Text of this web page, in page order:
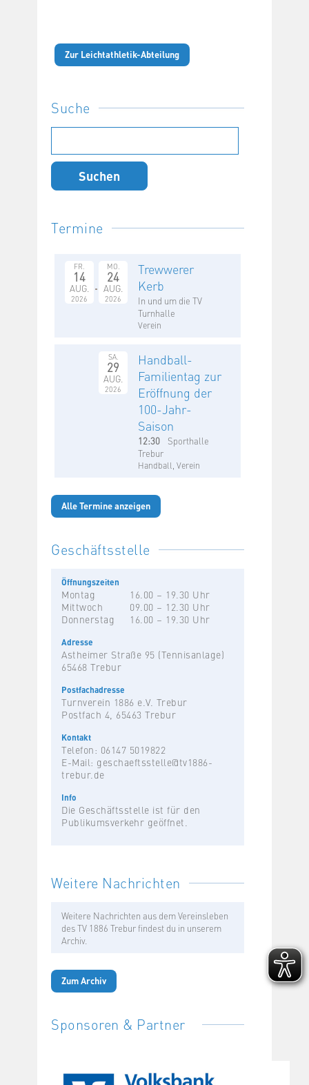
Zur Leichtathletik-Abteilung
Suche
nach:
Termine
FR.
14
AUG.
2026
MO.
24
AUG.
2026
Trewwerer
Kerb
In und um die TV
Turnhalle
Verein
SA.
29
AUG.
2026
Handball-
Familientag zur
Eröffnung der
100-Jahr-
Saison
12:30
Sporthalle
Trebur
Handball, Verein
Alle Termine anzeigen
Geschäftsstelle
Öffnungszeiten
Montag
16.00 – 19.30 Uhr
Mittwoch
09.00 – 12.30 Uhr
Donnerstag
16.00 – 19.30 Uhr
Adresse
Astheimer Straße 95 (Tennisanlage)
65468 Trebur
Postfachadresse
Turnverein 1886 e.V. Trebur
Postfach 4, 65463 Trebur
Kontakt
Telefon: 06147 5019822
E-Mail: geschaeftsstelle@tv1886-
trebur.de
Info
Die Geschäftsstelle ist für den
Publikumsverkehr geöffnet.
Weitere Nachrichten
Weitere Nachrichten aus dem Vereinsleben
des TV 1886 Trebur findest du in unserem
Archiv.
Zum Archiv
Sponsoren & Partner